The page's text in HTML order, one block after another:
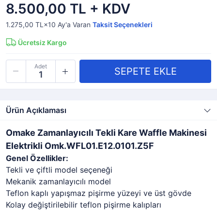
8.500,00 TL + KDV
1.275,00 TL×10 Ay'a Varan Taksit Seçenekleri
Ücretsiz Kargo
Adet
Ürün Açıklaması
Omake Zamanlayıcılı Tekli Kare Waffle Makinesi
Elektrikli Omk.WFL01.E12.0101.Z5F
Genel Özellikler:
Tekli ve çiftli model seçeneği
Mekanik zamanlayıcılı model
Teflon kaplı yapışmaz pişirme yüzeyi ve üst gövde
Kolay değiştirilebilir teflon pişirme kalıpları